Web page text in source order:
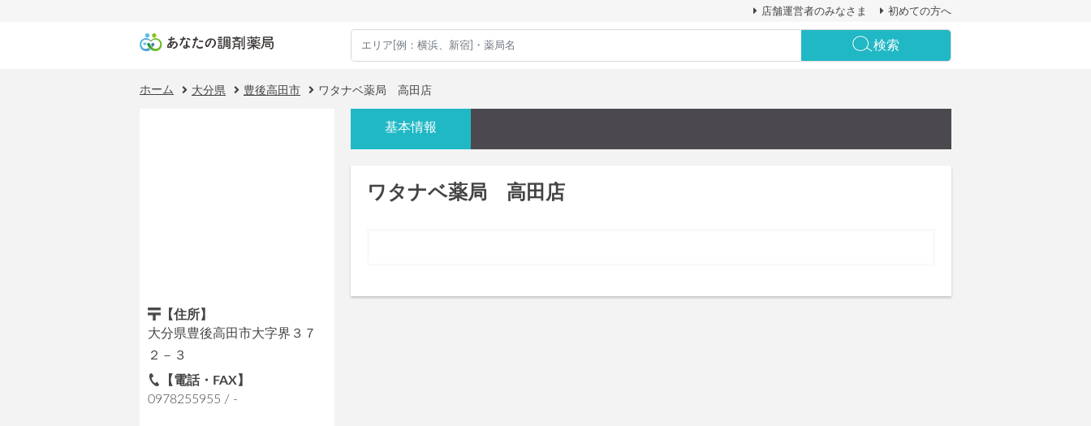
店舗運営者のみなさま 初めての方へ
検索
ホーム 大分県 豊後高田市 ワタナベ薬局 高田店
【住所】
大分県豊後高田市大字界３７
２－３
【電話・FAX】
0978255955 / -
基本情報
ワタナベ薬局 高田店